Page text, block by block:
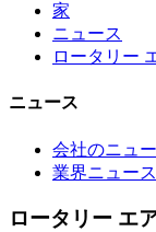
家
ニュース
ロータリー
ニュース
会社のニュ
業界ニュース
ロータリー エ